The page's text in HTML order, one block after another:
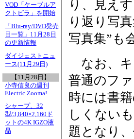
VOD「ケーブルア
クトビラ」を開始
「Blu-ray/DVD発売
日一覧」11月28日
の更新情報
ダイジェストニュ
ース(11月29日)
【11月28日】
小寺信良の週刊
Electric Zooma!
シャープ、32
型/3,840×2,160ド
ットの4K IGZO液
晶
り、見え
り返り写
写真集”も
なお、キ
普通のフ
時には書
しくない
題となり